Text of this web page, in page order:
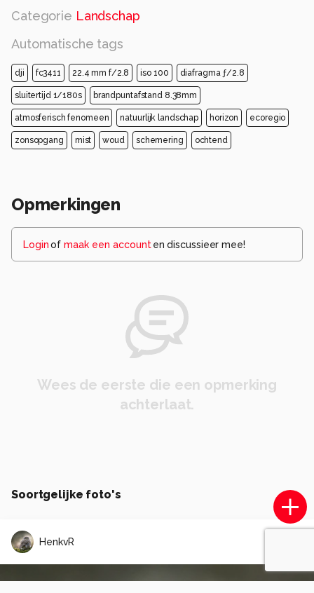
Categorie Landschap
Automatische tags
dji fc3411 22.4 mm f/2.8 iso 100 diafragma ƒ/2.8
sluitertijd 1/180s brandpuntafstand 8.38mm
atmosferisch fenomeen natuurlijk landschap horizon ecoregio
zonsopgang mist woud schemering ochtend
Opmerkingen
Loginof maak een account en discussieer mee!
Wees de eerste die een opmerking
achterlaat.
Soortgelijke foto's
HenkvR